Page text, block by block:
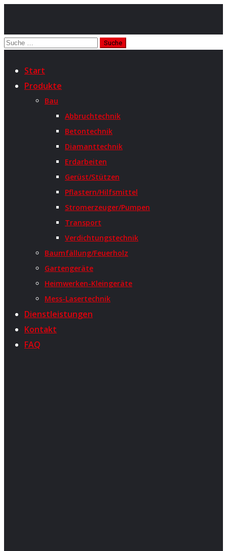
Start
Produkte
Bau
Abbruchtechnik
Betontechnik
Diamanttechnik
Erdarbeiten
Gerüst/Stützen
Pflastern/Hilfsmittel
Stromerzeuger/Pumpen
Transport
Verdichtungstechnik
Baumfällung/Feuerholz
Gartengeräte
Heimwerken-Kleingeräte
Mess-Lasertechnik
Dienstleistungen
Kontakt
FAQ